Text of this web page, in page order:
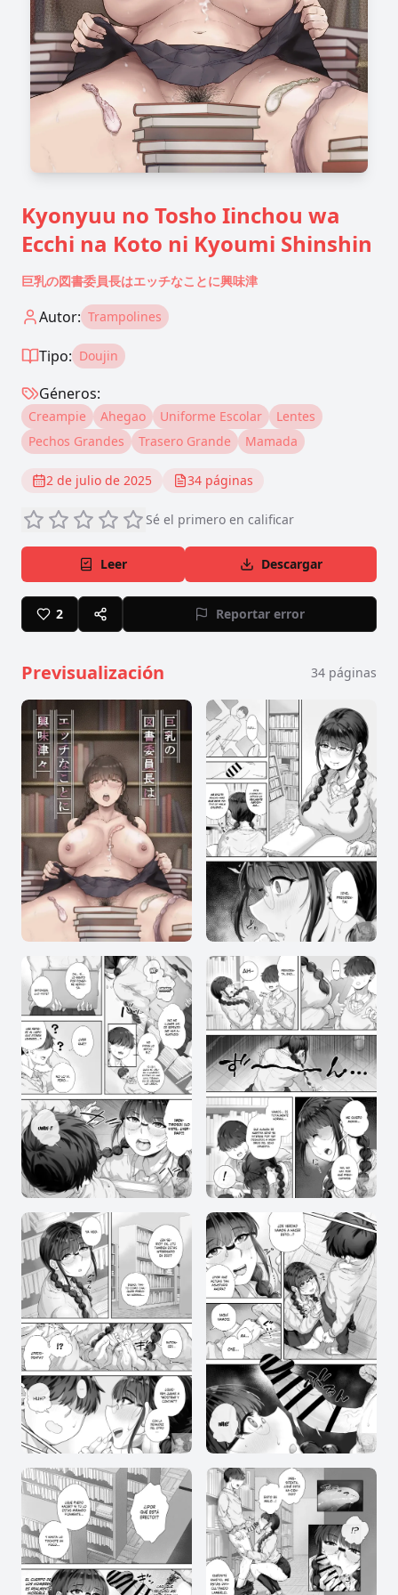
Kyonyuu no Tosho Iinchou wa
Ecchi na Koto ni Kyoumi Shinshin
巨乳の図書委員長はエッチなことに興味津
Autor: Trampolines
Tipo: Doujin
Géneros:
Creampie Ahegao Uniforme Escolar
Lentes
Pechos Grandes
Trasero Grande Mamada
2 de julio de 2025 34 páginas
Sé el primero en calificar
Leer Descargar
2 Reportar error
Previsualización 34 páginas